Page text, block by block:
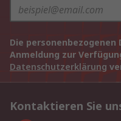
Die personenbezogenen
Anmeldung zur
Datenschutzerklärung
Kontaktieren Sie